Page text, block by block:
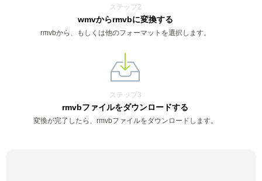
ステップ2
wmvからrmvbに変換する
rmvbから、もしくは他のフォーマットを選択します。
ステップ3
rmvbファイルをダウンロードする
変換が完了したら、rmvbファイルをダウンロードします。